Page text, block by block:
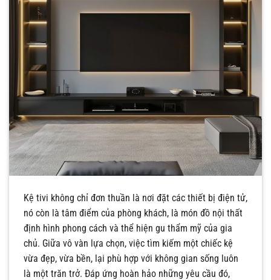
Kệ tivi không chỉ đơn thuần là nơi đặt các thiết bị điện tử,
nó còn là tâm điểm của phòng khách, là món đồ nội thất
định hình phong cách và thể hiện gu thẩm mỹ của gia
chủ. Giữa vô vàn lựa chọn, việc tìm kiếm một chiếc kệ
vừa đẹp, vừa bền, lại phù hợp với không gian sống luôn
là một trăn trở. Đáp ứng hoàn hảo những yêu cầu đó,